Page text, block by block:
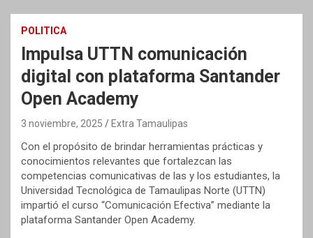
POLITICA
Impulsa UTTN comunicación
digital con plataforma Santander
Open Academy
3 noviembre, 2025 Extra Tamaulipas
Con el propósito de brindar herramientas prácticas y
conocimientos relevantes que fortalezcan las
competencias comunicativas de las y los estudiantes, la
Universidad Tecnológica de Tamaulipas Norte (UTTN)
impartió el curso “Comunicación Efectiva” mediante la
plataforma Santander Open Academy.